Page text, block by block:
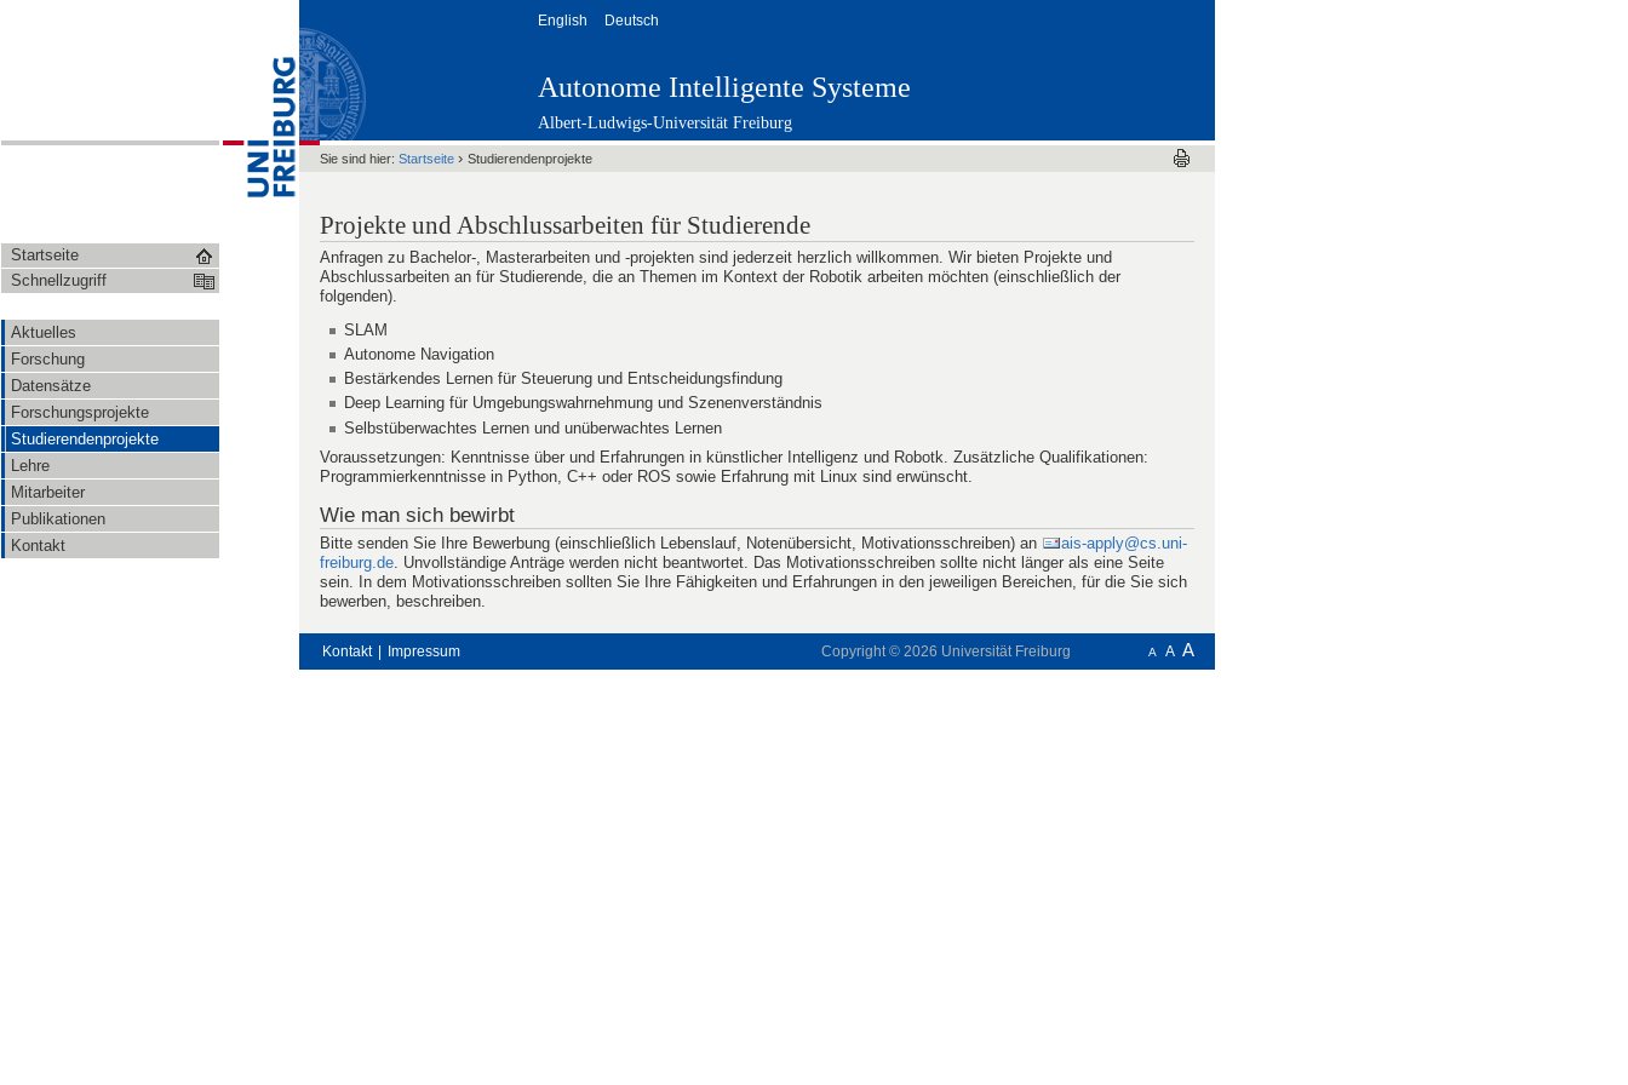
Startseite
Schnellzugriff
Aktuelles
Forschung
Datensätze
Forschungsprojekte
Studierendenprojekte
Lehre
Mitarbeiter
Publikationen
Kontakt
English Deutsch
Autonome Intelligente Systeme
Albert-Ludwigs-Universität Freiburg
Sie sind hier: Startseite › Studierendenprojekte
Projekte und Abschlussarbeiten für Studierende
Anfragen zu Bachelor-, Masterarbeiten und -projekten sind jederzeit herzlich willkommen. Wir bieten Projekte und
Abschlussarbeiten an für Studierende, die an Themen im Kontext der Robotik arbeiten möchten (einschließlich der
folgenden).
SLAM
Autonome Navigation
Bestärkendes Lernen für Steuerung und Entscheidungsfindung
Deep Learning für Umgebungswahrnehmung und Szenenverständnis
Selbstüberwachtes Lernen und unüberwachtes Lernen
Voraussetzungen: Kenntnisse über und Erfahrungen in künstlicher Intelligenz und Robotk. Zusätzliche Qualifikationen:
Programmierkenntnisse in Python, C++ oder ROS sowie Erfahrung mit Linux sind erwünscht.
Wie man sich bewirbt
Bitte senden Sie Ihre Bewerbung (einschließlich Lebenslauf, Notenübersicht, Motivationsschreiben) an
ais-apply@cs.uni-
freiburg.de. Unvollständige Anträge werden nicht beantwortet. Das Motivationsschreiben sollte nicht länger als eine Seite
sein. In dem Motivationsschreiben sollten Sie Ihre Fähigkeiten und Erfahrungen in den jeweiligen Bereichen, für die Sie sich
bewerben, beschreiben.
Kontakt Impressum A A A
Copyright © 2026 Universität Freiburg